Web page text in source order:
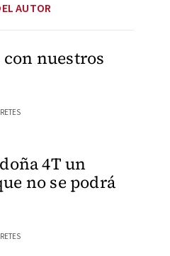
AUTOR
con nuestros
4T un
no se podrá